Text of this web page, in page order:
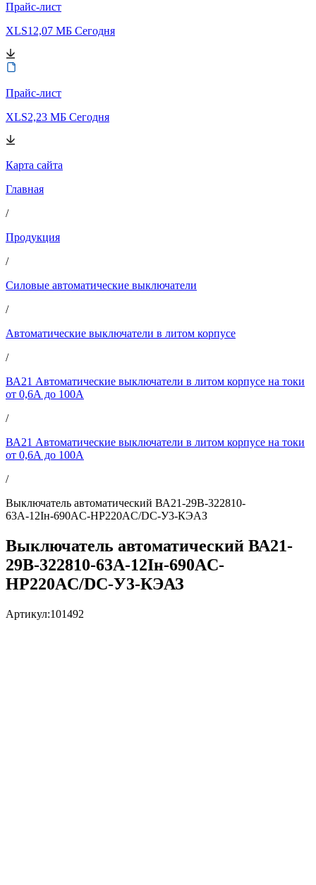
Прайс-лист
XLS12,07 МБ Сегодня
Прайс-лист
XLS2,23 МБ Сегодня
Карта сайта
Главная
/
Продукция
/
Силовые автоматические выключатели
/
Автоматические выключатели в литом корпусе
/
ВА21 Автоматические выключатели в литом корпусе на токи
от 0,6А до 100А
/
ВА21 Автоматические выключатели в литом корпусе на токи
от 0,6А до 100А
/
Выключатель автоматический ВА21-29В-322810-
63А-12Iн-690AC-НР220AC/DC-У3-КЭАЗ
Выключатель автоматический ВА21-
29В-322810-63А-12Iн-690AC-
НР220AC/DC-У3-КЭАЗ
Артикул:101492